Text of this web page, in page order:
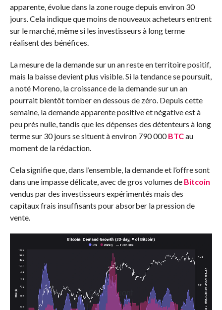
apparente, évolue dans la zone rouge depuis environ 30
jours. Cela indique que moins de nouveaux acheteurs entrent
sur le marché, même si les investisseurs à long terme
réalisent des bénéfices.
La mesure de la demande sur un an reste en territoire positif,
mais la baisse devient plus visible. Si la tendance se poursuit,
a noté Moreno, la croissance de la demande sur un an
pourrait bientôt tomber en dessous de zéro. Depuis cette
semaine, la demande apparente positive et négative est à
peu près nulle, tandis que les dépenses des détenteurs à long
terme sur 30 jours se situent à environ 790 000BTCau
moment de la rédaction.
Cela signifie que, dans l’ensemble, la demande et l’offre sont
dans une impasse délicate, avec de gros volumes de Bitcoin
vendus par des investisseurs expérimentés mais des
capitaux frais insuffisants pour absorber la pression de
vente.